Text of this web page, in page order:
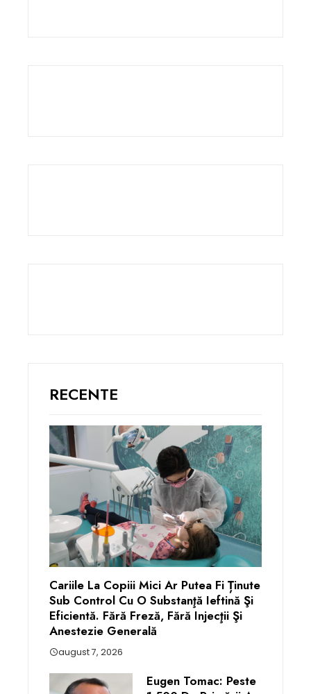
RECENTE
Cariile La Copiii Mici Ar Putea Fi Ținute
Sub Control Cu O Substanţă Ieftină Şi
Eficientă. Fără Freză, Fără Injecţii Şi
Anestezie Generală
august 7, 2026
Eugen Tomac: Peste